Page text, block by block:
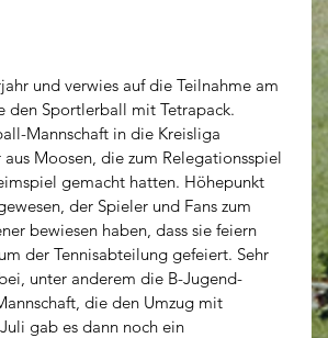
und verwies auf die Teilnahme am
den Sportlerball mit Tetrapack.
Mannschaft in die Kreisliga
Moosen, die zum Relegationsspiel
gemacht hatten. Höhepunkt
der Spieler und Fans zum
bewiesen haben, dass sie feiern
der Tennisabteilung gefeiert. Sehr
unter anderem die B-Jugend-
die den Umzug mit
gab es dann noch ein